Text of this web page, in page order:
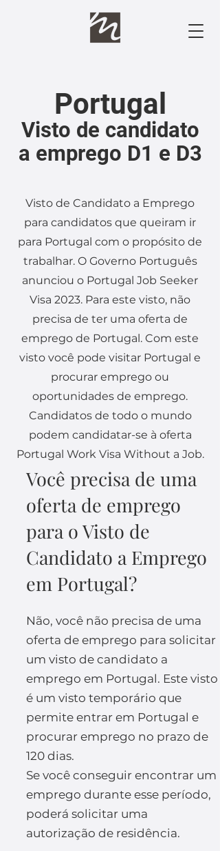
Portugal
Visto de candidato
a emprego D1 e D3
Visto de Candidato a Emprego
para candidatos que queiram ir
para Portugal com o propósito de
trabalhar. O Governo Português
anunciou o Portugal Job Seeker
Visa 2023. Para este visto, não
precisa de ter uma oferta de
emprego de Portugal. Com este
visto você pode visitar Portugal e
procurar emprego ou
oportunidades de emprego.
Candidatos de todo o mundo
podem candidatar-se à oferta
Portugal Work Visa Without a Job.
Você precisa de uma
oferta de emprego
para o Visto de
Candidato a Emprego
em Portugal?
Não, você não precisa de uma
oferta de emprego para solicitar
um visto de candidato a
emprego em Portugal. Este visto
é um visto temporário que
permite entrar em Portugal e
procurar emprego no prazo de
120 dias.
Se você conseguir encontrar um
emprego durante esse período,
poderá solicitar uma
autorização de residência.